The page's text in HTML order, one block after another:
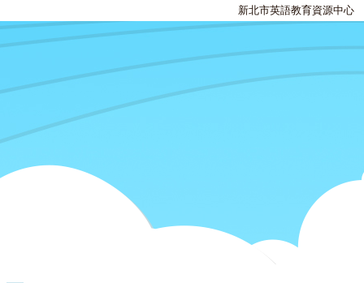
新北市英語教育資源中心